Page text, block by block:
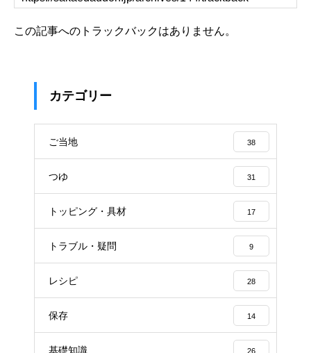
この記事へのトラックバックはありません。
カテゴリー
ご当地 38
つゆ 31
トッピング・具材 17
トラブル・疑問 9
レシピ 28
保存 14
基礎知識 26